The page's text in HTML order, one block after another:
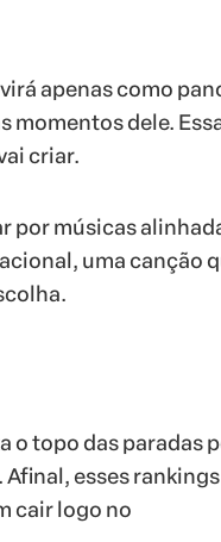
apenas como
momentos dele.
criar.
por músicas
uma canção
o topo das paradas
esses rankings
cair logo no